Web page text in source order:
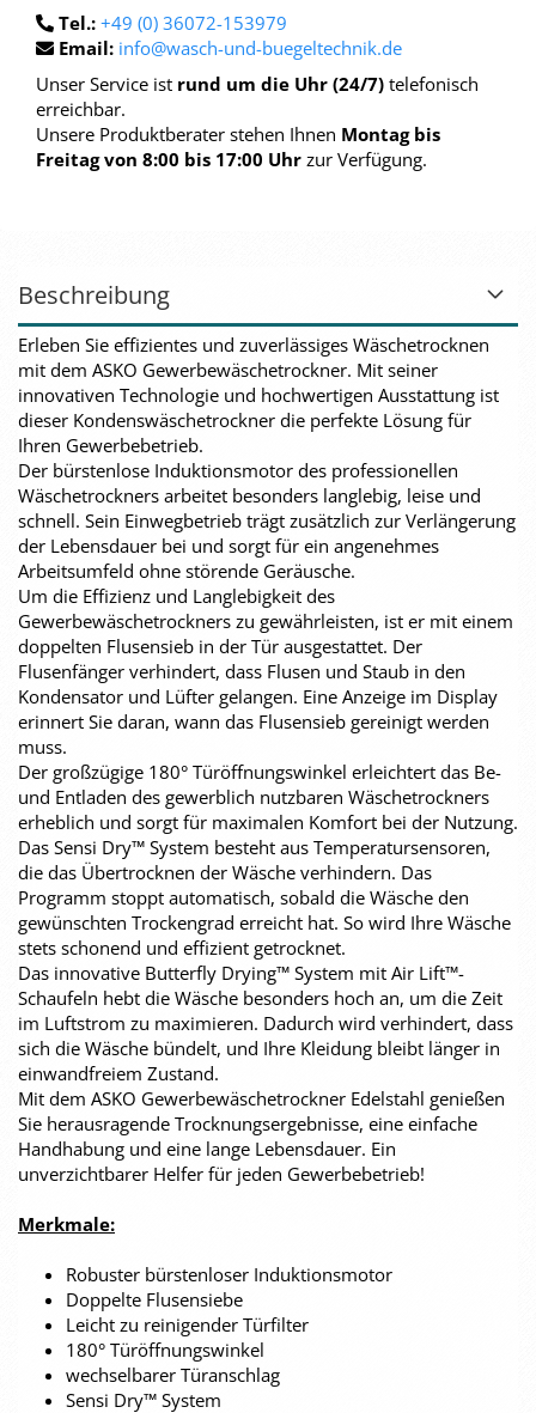
Tel.: +49 (0) 36072-153979
Email: info@wasch-und-buegeltechnik.de
Unser Service ist rund um die Uhr (24/7) telefonisch
erreichbar.
Unsere Produktberater stehen Ihnen Montag bis
Freitag von 8:00 bis 17:00 Uhr zur Verfügung.
Beschreibung
Erleben Sie effizientes und zuverlässiges Wäschetrocknen
mit dem ASKO Gewerbewäschetrockner. Mit seiner
innovativen Technologie und hochwertigen Ausstattung ist
dieser Kondenswäschetrockner die perfekte Lösung für
Ihren Gewerbebetrieb.
Der bürstenlose Induktionsmotor des professionellen
Wäschetrockners arbeitet besonders langlebig, leise und
schnell. Sein Einwegbetrieb trägt zusätzlich zur Verlängerung
der Lebensdauer bei und sorgt für ein angenehmes
Arbeitsumfeld ohne störende Geräusche.
Um die Effizienz und Langlebigkeit des
Gewerbewäschetrockners zu gewährleisten, ist er mit einem
doppelten Flusensieb in der Tür ausgestattet. Der
Flusenfänger verhindert, dass Flusen und Staub in den
Kondensator und Lüfter gelangen. Eine Anzeige im Display
erinnert Sie daran, wann das Flusensieb gereinigt werden
muss.
Der großzügige 180° Türöffnungswinkel erleichtert das Be-
und Entladen des gewerblich nutzbaren Wäschetrockners
erheblich und sorgt für maximalen Komfort bei der Nutzung.
Das Sensi Dry™ System besteht aus Temperatursensoren,
die das Übertrocknen der Wäsche verhindern. Das
Programm stoppt automatisch, sobald die Wäsche den
gewünschten Trockengrad erreicht hat. So wird Ihre Wäsche
stets schonend und effizient getrocknet.
Das innovative Butterfly Drying™ System mit Air Lift™-
Schaufeln hebt die Wäsche besonders hoch an, um die Zeit
im Luftstrom zu maximieren. Dadurch wird verhindert, dass
sich die Wäsche bündelt, und Ihre Kleidung bleibt länger in
einwandfreiem Zustand.
Mit dem ASKO Gewerbewäschetrockner Edelstahl genießen
Sie herausragende Trocknungsergebnisse, eine einfache
Handhabung und eine lange Lebensdauer. Ein
unverzichtbarer Helfer für jeden Gewerbebetrieb!
Merkmale:
Robuster bürstenloser Induktionsmotor
Doppelte Flusensiebe
Leicht zu reinigender Türfilter
180° Türöffnungswinkel
wechselbarer Türanschlag
Sensi Dry™ System